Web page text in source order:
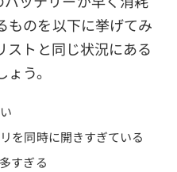
ものを以下に挙げてみ
ストと同じ状況にある
う。
を同時に開きすぎている
すぎる